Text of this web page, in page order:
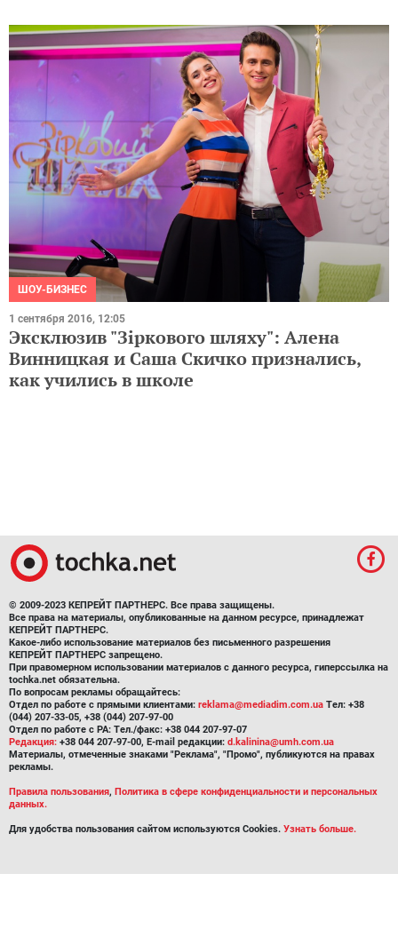
ШОУ-БИЗНЕС
1 сентября 2016, 12:05
Эксклюзив "Зіркового шляху": Алена
Винницкая и Саша Скичко признались,
как учились в школе
© 2009-2023 КЕПРЕЙТ ПАРТНЕРС. Все права защищены.
Все права на материалы, опубликованные на данном ресурсе, принадлежат
КЕПРЕЙТ ПАРТНЕРС.
Какое-либо использование материалов без письменного разрешения
КЕПРЕЙТ ПАРТНЕРС запрещено.
При правомерном использовании материалов с данного ресурса, гиперссылка на
tochka.net обязательна.
По вопросам рекламы обращайтесь:
Отдел по работе с прямыми клиентами: reklama@mediadim.com.ua Тел: +38
(044) 207-33-05, +38 (044) 207-97-00
Отдел по работе с РА: Тел./факс: +38 044 207-97-07
Редакция: +38 044 207-97-00, E-mail редакции: d.kalinina@umh.com.ua
Материалы, отмеченные знаками "Реклама", "Промо", публикуются на правах
рекламы.
Правила пользования, Политика в сфере конфиденциальности и персональных
данных.
Для удобства пользования сайтом используются Cookies. Узнать больше.